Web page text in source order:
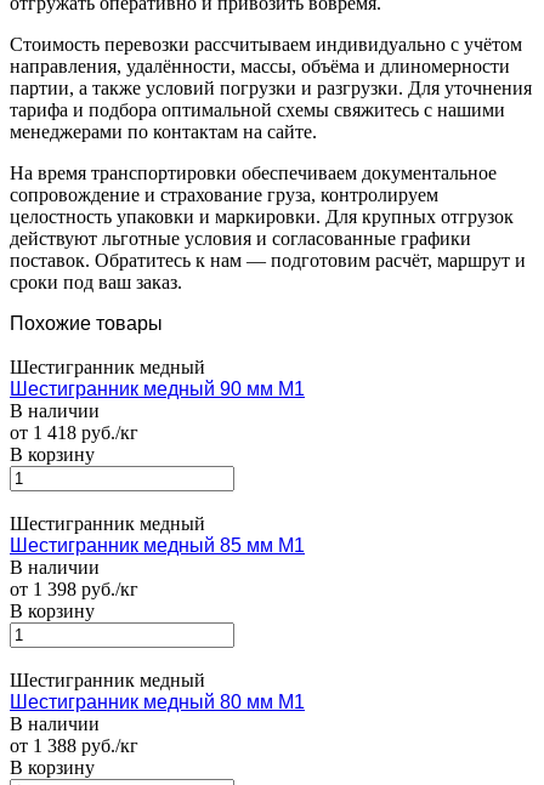
Стоимость перевозки рассчитываем индивидуально с учётом
направления, удалённости, массы, объёма и длиномерности
партии, а также условий погрузки и разгрузки. Для уточнения
тарифа и подбора оптимальной схемы свяжитесь с нашими
менеджерами по контактам на сайте.
На время транспортировки обеспечиваем документальное
сопровождение и страхование груза, контролируем
целостность упаковки и маркировки. Для крупных отгрузок
действуют льготные условия и согласованные графики
поставок. Обратитесь к нам — подготовим расчёт, маршрут и
сроки под ваш заказ.
Похожие товары
Шестигранник медный
Шестигранник медный 90 мм М1
В наличии
от 1 418 руб./кг
В корзину
Шестигранник медный
Шестигранник медный 85 мм М1
В наличии
от 1 398 руб./кг
В корзину
Шестигранник медный
Шестигранник медный 80 мм М1
В наличии
от 1 388 руб./кг
В корзину